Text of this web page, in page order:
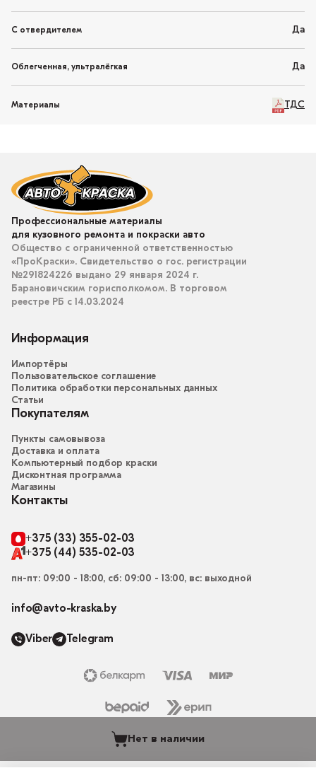
Нет в наличии
С отвердителем Да
Облегченная, ультралёгкая Да
Материалы ТДС
Профессиональные материалы
для кузовного ремонта и покраски авто
Общество с ограниченной ответственностью
«ПроКраски». Свидетельство о гос. регистрации
№291824226 выдано 29 января 2024 г.
Барановичским горисполкомом. В торговом
реестре РБ с 14.03.2024
Информация
Импортёры
Пользовательское соглашение
Политика обработки персональных данных
Статьи
Покупателям
Пункты самовывоза
Доставка и оплата
Компьютерный подбор краски
Дисконтная программа
Магазины
Контакты
+375 (33) 355-02-03
+375 (44) 535-02-03
пн-пт: 09:00 - 18:00, сб: 09:00 - 13:00, вс: выходной
info@avto-kraska.by
Viber Telegram
© 2015-2026, Магазин “Автокраска” avto-kraska.by